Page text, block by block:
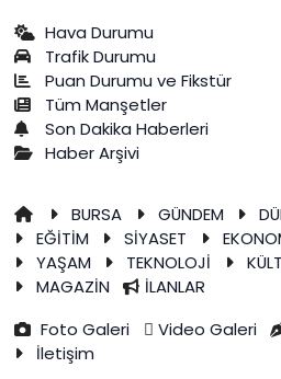
Hava Durumu
Trafik Durumu
Puan Durumu ve Fikstür
Tüm Manşetler
Son Dakika Haberleri
Haber Arşivi
BURSA GÜNDEM
EĞİTİM
SİYASET
YAŞAM
TEKNOLOJİ
MAGAZİN
İLANLAR
Foto Galeri
Video Galeri
İletişim